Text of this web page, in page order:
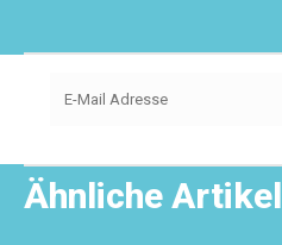
Ähnliche Artikel